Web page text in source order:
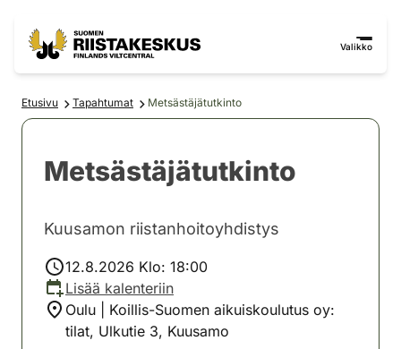
Valikko
Etusivu Tapahtumat Metsästäjätutkinto
Metsästäjätutkinto
Kuusamon riistanhoitoyhdistys
12.8.2026 Klo: 18:00
Lisää kalenteriin
Oulu | Koillis-Suomen aikuiskoulutus oy:
tilat, Ulkutie 3, Kuusamo